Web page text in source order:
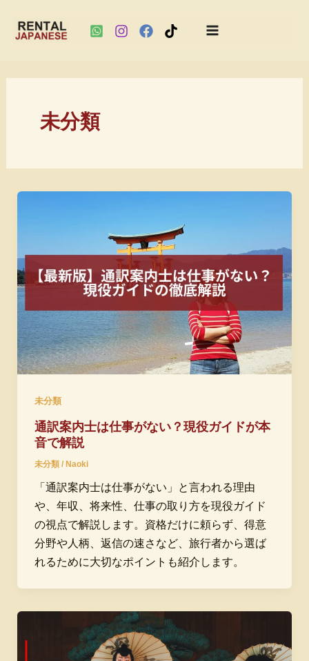
Menu
未分類
未分類
通訳案内士は仕事がない？現役ガイドが本
音で解説
未分類/ Naoki
「通訳案内士は仕事がない」と言われる理由
や、年収、将来性、仕事の取り方を現役ガイド
の視点で解説します。資格だけに頼らず、得意
分野や人柄、返信の速さなど、旅行者から選ば
れるために大切なポイントも紹介します。